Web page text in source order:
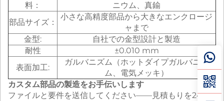
料：
ニウム、真鍮
部品サイズ：
小さな高精度部品から大きなエンクロージ
ャまで
金型:
自社での金型設計と製造
耐性
±0.010 mm
表面加工:
ガルバニズム（ホットダイプガルバニズ
ム、電気メッキ）
カスタム部品の製造をお手伝いします
ファイルと要件を送信してください——見積もりを24時